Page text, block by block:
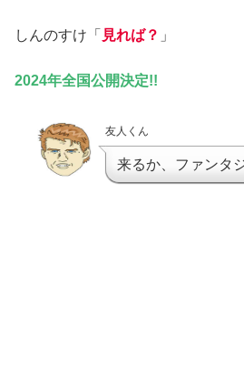
しんのすけ「 見れば？ 」
2024年全国公開決定!!
友人くん
来るか、ファンタ